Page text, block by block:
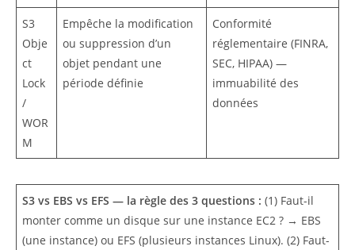
S3
Obje
ct
Lock
/
WOR
M
Empêche la modification
ou suppression d’un
objet pendant une
période définie
Conformité
réglementaire (FINRA,
SEC, HIPAA) —
immuabilité des
données
S3 vs EBS vs EFS — la règle des 3 questions : (1) Faut-il
monter comme un disque sur une instance EC2 ? → EBS
(une instance) ou EFS (plusieurs instances Linux). (2) Faut-